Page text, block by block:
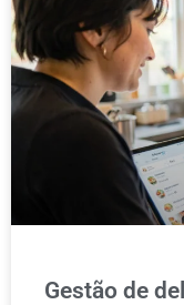
Gestão de